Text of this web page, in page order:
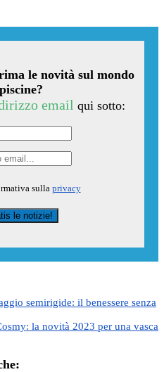
le novità sul mondo
email qui sotto:
sulla privacy
semirigide: il benessere senza
la novità 2023 per una vasca